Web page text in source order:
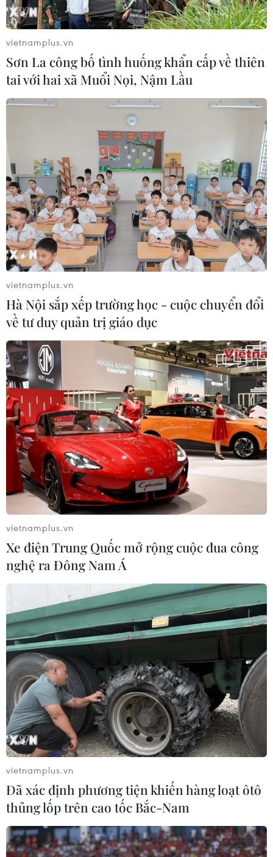
Tổng thư ký Liên hợp quốc Antonio Guterres hoan ngênh
lệnh ngừng bắn mà các bên đối địch tại Libya vừa ký
kết, coi đây như một bước tiến lớn hướng tới hòa bình.
vietnamplus.vn
Sơn La công bố tình huống khẩn cấp về thiên
tai với hai xã Muổi Nọi, Nậm Lầu
vietnamplus.vn
Hà Nội sắp xếp trường học - cuộc chuyển đổi
về tư duy quản trị giáo dục
vietnamplus.vn
Xe điện Trung Quốc mở rộng cuộc đua công
nghệ ra Đông Nam Á
vietnamplus.vn
Đã xác định phương tiện khiến hàng loạt ôtô
thủng lốp trên cao tốc Bắc-Nam